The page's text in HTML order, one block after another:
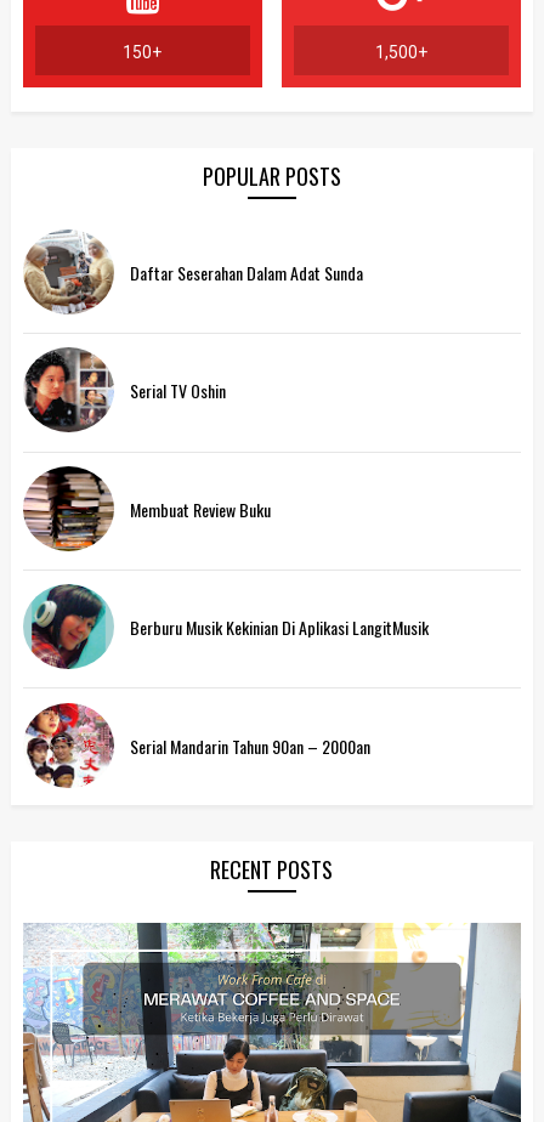
150+ 1,500+
POPULAR POSTS
Daftar Seserahan Dalam Adat Sunda
Serial TV Oshin
Membuat Review Buku
Berburu Musik Kekinian Di Aplikasi LangitMusik
Serial Mandarin Tahun 90an – 2000an
RECENT POSTS